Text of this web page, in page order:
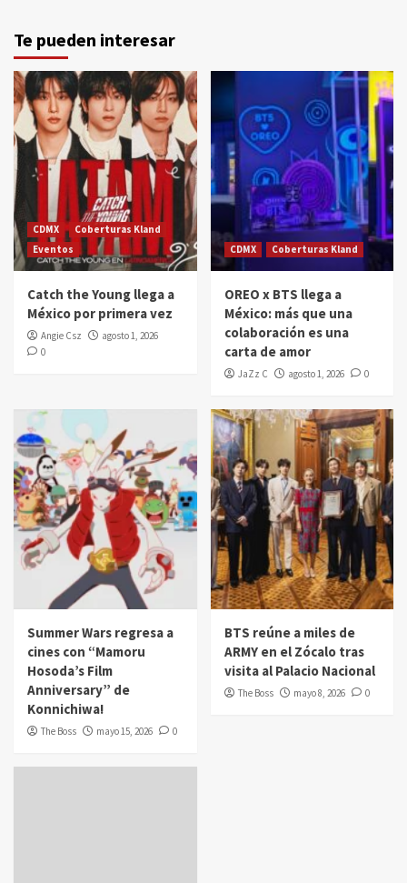
Te pueden interesar
CDMX
Coberturas Kland
Eventos
Catch the Young llega a
México por primera vez
Angie Csz
agosto 1, 2026
0
CDMX Coberturas Kland
OREO x BTS llega a
México: más que una
colaboración es una
carta de amor
JaZz C agosto 1, 2026 0
Summer Wars regresa a
cines con “Mamoru
Hosoda’s Film
Anniversary” de
Konnichiwa!
The Boss mayo 15, 2026 0
BTS reúne a miles de
ARMY en el Zócalo tras
visita al Palacio Nacional
The Boss mayo 8, 2026 0